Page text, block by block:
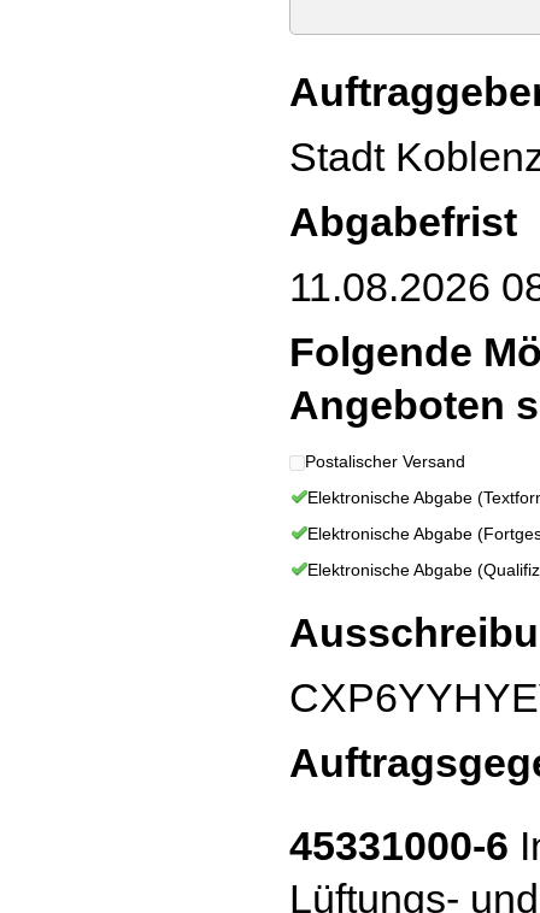
Stadt
Abgabefrist
11.08.2026
Folgende
Angeboten
Postalischer Versand
Elektronische Abgabe
Elektronische Abgabe
Elektronische Abgabe
45331000-6
Lüftungs-